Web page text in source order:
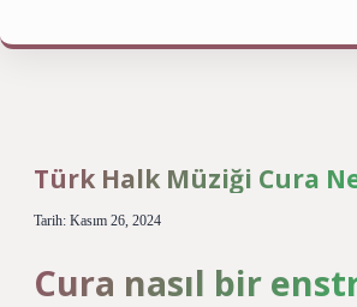
Türk Halk Müziği Cura
Tarih: Kasım 26, 2024
Cura nasıl bir